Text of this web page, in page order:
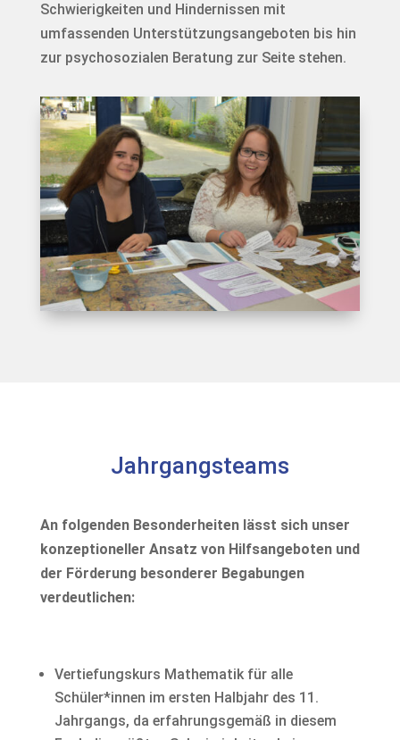
Schwierigkeiten und Hindernissen mit
umfassenden Unterstützungsangeboten bis hin
zur psychosozialen Beratung zur Seite stehen.
Jahrgangsteams
An folgenden Besonderheiten lässt sich unser
konzeptioneller Ansatz von Hilfsangeboten und
der Förderung besonderer Begabungen
verdeutlichen:
Vertiefungskurs Mathematik für alle
Schüler*innen im ersten Halbjahr des 11.
Jahrgangs, da erfahrungsgemäß in diesem